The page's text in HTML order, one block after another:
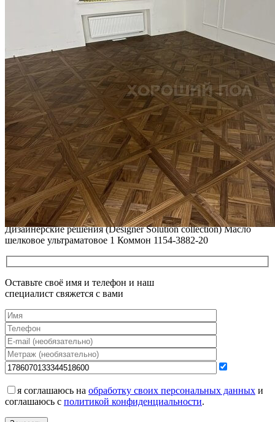
ВИДЕО-ИНСТРУКЦИЯ: Реставрация царапин. Полы,
покрытые маслом и твердым воском. Системы для локального
ремонта и восстановления
Читать полностью
02.02.2026
ПОЛЫ, ПОКРЫТЫЕ МАСЛОМ. РЕСТАВРАЦИЯ
НЕБОЛЬШИХ ПОТЕРТОСТЕЙ
Читать полностью
12.01.2026
РЕСТАВРАЦИЯ НЕБОЛЬШИХ ВМЯТИН НА ПАРКЕТЕ.
ПОЛЫ, ПОКРЫТЫЕ МАСЛОМ И ТВЕРДЫМ ВОСКОМ
Читать полностью
12.01.2026
Все новости о Coswick
Инженерная доска COSWICK Дуб Сибуми (Shibumi)
Дизайнерские решения (Designer Solution collection) Масло
шелковое ультраматовое 1 Коммон 1154-3882-20
Оставьте своё имя и телефон и наш
специалист свяжется с вами
я соглашаюсь на обработку своих персональных данных и
соглашаюсь с политикой конфиденциальности.